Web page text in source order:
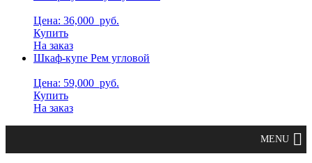
Цена: 36,000 руб.
Купить
На заказ
Шкаф-купе Рем угловой
Цена: 59,000 руб.
Купить
На заказ